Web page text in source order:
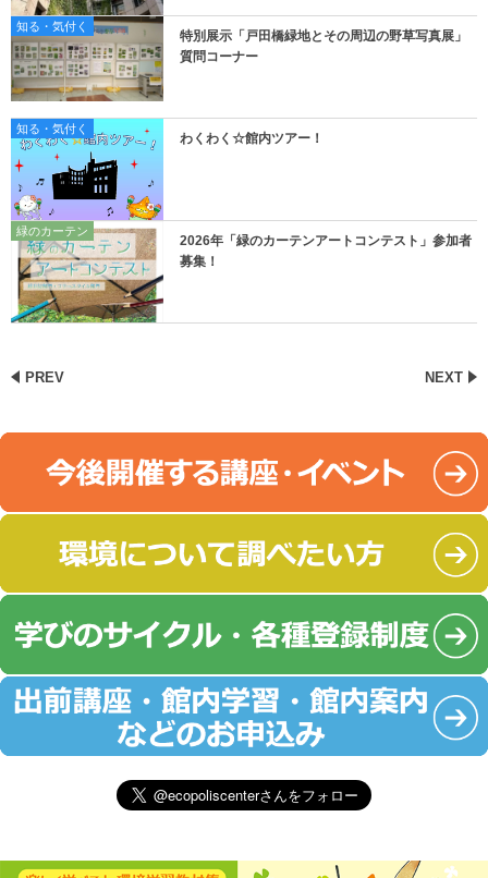
知る・気付く
特別展示「戸田橋緑地とその周辺の野草写真展」
質問コーナー
知る・気付く
わくわく☆館内ツアー！
緑のカーテン
2026年「緑のカーテンアートコンテスト」参加者
募集！
PREV NEXT